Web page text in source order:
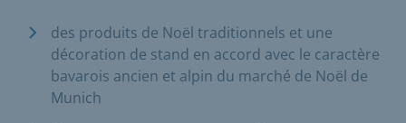
des produits de Noël traditionnels et une
décoration de stand en accord avec le caractère
bavarois ancien et alpin du marché de Noël de
Munich